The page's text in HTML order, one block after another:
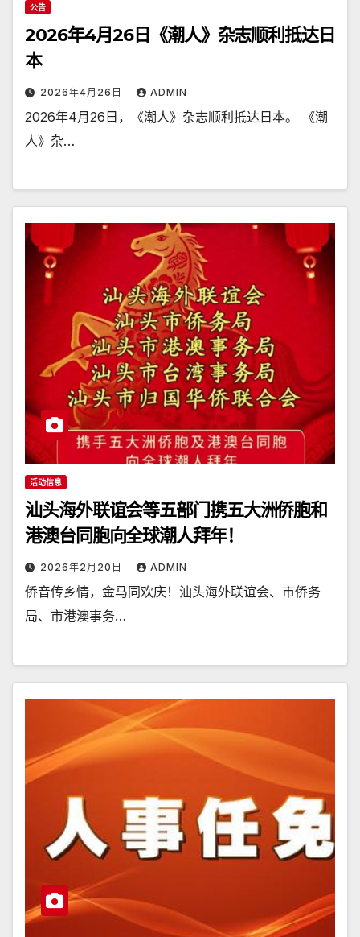
公告
2026年4月26日《潮人》杂志顺利抵达日
本
2026年4月26日 ADMIN
2026年4月26日，《潮人》杂志顺利抵达日本。 《潮
人》杂…
活动信息
汕头海外联谊会等五部门携五大洲侨胞和
港澳台同胞向全球潮人拜年！
2026年2月20日 ADMIN
侨音传乡情，金马同欢庆！汕头海外联谊会、市侨务
局、市港澳事务…